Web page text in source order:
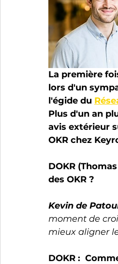
La première
lors d'un
l'égide du
Plus d'un an
avis extérieur
OKR chez
DOKR
des OKR ?
Kevin de
moment de
mieux aligner
DOKR :